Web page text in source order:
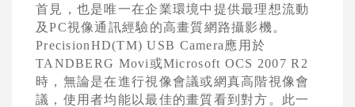
首見，也是唯一在企業環境中提供最理想流動
及PC視像通訊經驗的高畫質網路攝影機。
PrecisionHD(TM) USB Camera 應用於
TANDBERG Movi或Microsoft OCS 2007 R2
時，無論是在進行視像會議或網真高階視像會
議，使用者均能以最佳的畫質看到對方。此一